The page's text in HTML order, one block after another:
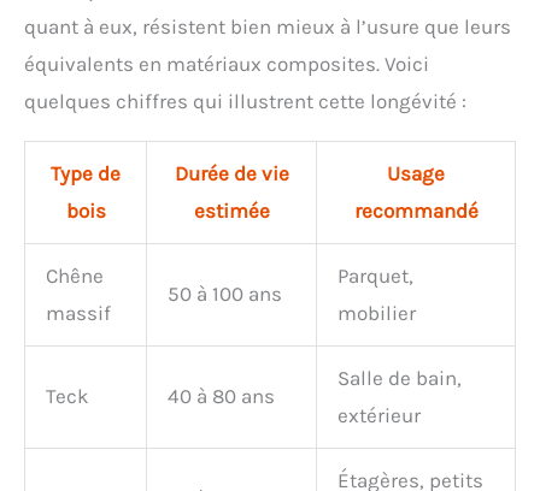
quant à eux, résistent bien mieux à l’usure que leurs
équivalents en matériaux composites. Voici
quelques chiffres qui illustrent cette longévité :
Type de
bois
Durée de vie
estimée
Usage
recommandé
Chêne
massif
50 à 100 ans
Parquet,
mobilier
Teck 40 à 80 ans
Salle de bain,
extérieur
Étagères, petits